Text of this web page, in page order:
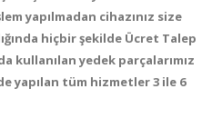
yapılmadan cihazınız size
hiçbir şekilde Ücret Talep
kullanılan yedek parçalarımız
yapılan tüm hizmetler 3 ile 6